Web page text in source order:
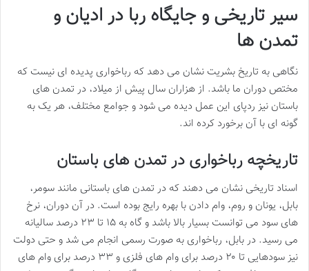
سیر تاریخی و جایگاه ربا در ادیان و
تمدن ها
نگاهی به تاریخ بشریت نشان می دهد که رباخواری پدیده ای نیست که
مختص دوران ما باشد. از هزاران سال پیش از میلاد، در تمدن های
باستان نیز ردپای این عمل دیده می شود و جوامع مختلف، هر یک به
گونه ای با آن برخورد کرده اند.
تاریخچه رباخواری در تمدن های باستان
اسناد تاریخی نشان می دهند که در تمدن های باستانی مانند سومر،
بابل، یونان و روم، وام دادن با بهره رایج بوده است. در آن دوران، نرخ
های سود می توانست بسیار بالا باشد و گاه به ۱۵ تا ۲۳ درصد سالیانه
می رسید. در بابل، رباخواری به صورت رسمی انجام می شد و حتی دولت
نیز سودهایی تا ۲۰ درصد برای وام های فلزی و ۳۳ درصد برای وام های